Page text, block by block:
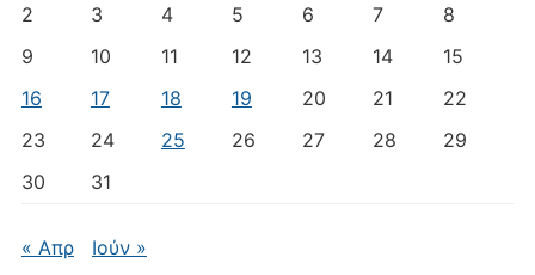
2
3 4 5 6 7
8
9
10 11 12 13 14
15
16
17 18 19 20 21
22
23
24 25 26 27 28
29
30
31
« Απρ Ιούν »